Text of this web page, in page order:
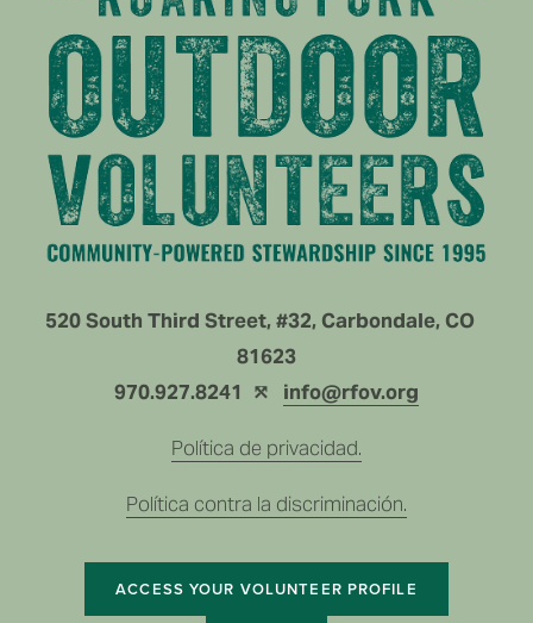
520 South Third Street, #32, Carbondale, CO
81623
970.927.8241  ⤲
info@rfov.org
Política de privacidad.
Política contra la discriminación.
ACCESS YOUR VOLUNTEER PROFILE